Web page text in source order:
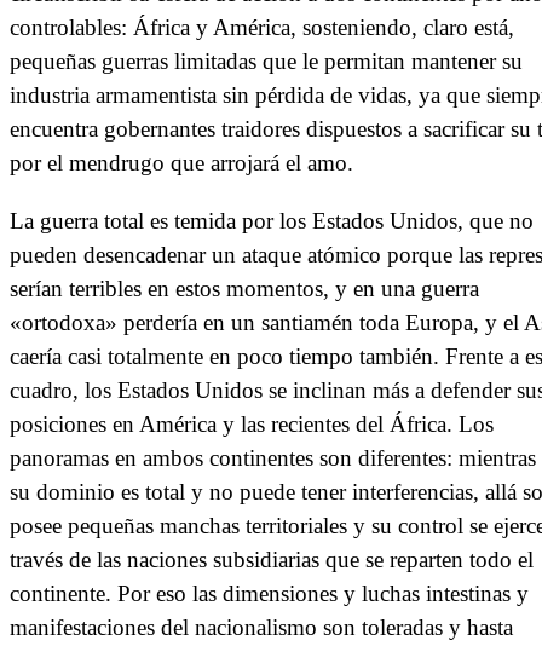
controlables: África y América, sosteniendo, claro está,
pequeñas guerras limitadas que le permitan mantener su
industria armamentista sin pérdida de vidas, ya que
encuentra gobernantes traidores dispuestos a sacrificar su
por el mendrugo que arrojará el amo.
La guerra total es temida por los Estados Unidos, que no
pueden desencadenar un ataque atómico porque las
serían terribles en estos momentos, y en una guerra
«ortodoxa» perdería en un santiamén toda Europa, y el
caería casi totalmente en poco tiempo también. Frente a
cuadro, los Estados Unidos se inclinan más a defender
posiciones en América y las recientes del África. Los
panoramas en ambos continentes son diferentes:
su dominio es total y no puede tener interferencias, allá
posee pequeñas manchas territoriales y su control se
través de las naciones subsidiarias que se reparten todo el
continente. Por eso las dimensiones y luchas intestinas y
manifestaciones del nacionalismo son toleradas y hasta